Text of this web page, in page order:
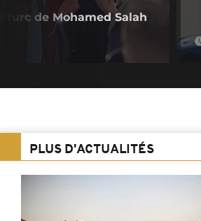
turc de Mohamed Salah
PLUS D'ACTUALITÉS